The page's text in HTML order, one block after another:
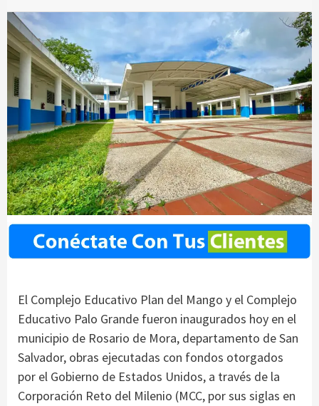
El Complejo Educativo Plan del Mango y el Complejo
Educativo Palo Grande fueron inaugurados hoy en el
municipio de Rosario de Mora, departamento de San
Salvador, obras ejecutadas con fondos otorgados
por el Gobierno de Estados Unidos, a través de la
Corporación Reto del Milenio (MCC, por sus siglas en